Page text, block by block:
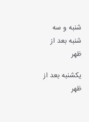
شنبه و سه
شنبه بعد از
ظهر
یکشنبه بعد از
ظهر